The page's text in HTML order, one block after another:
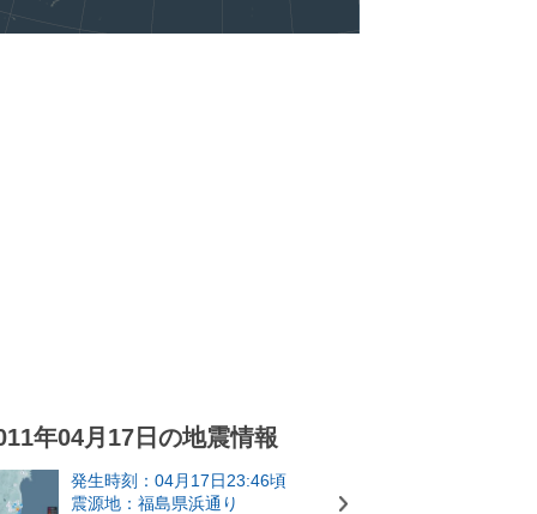
年04月17日の地震情報
発生時刻：04月17日23:46頃
震源地：福島県浜通り